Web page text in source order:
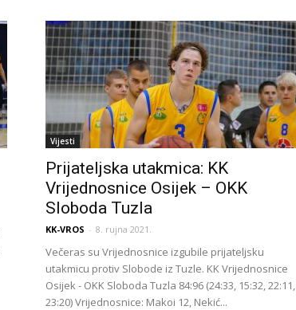
Vijesti
Prijateljska utakmica: KK
Vrijednosnice Osijek – OKK
Sloboda Tuzla
KK-VROS - 8. rujna 2021.
Večeras su Vrijednosnice izgubile prijateljsku
utakmicu protiv Slobode iz Tuzle. KK Vrijednosnice
Osijek - OKK Sloboda Tuzla 84:96 (24:33, 15:32, 22:11,
23:20) Vrijednosnice: Makoi 12, Nekić...